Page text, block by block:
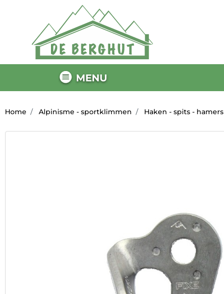
MENU
Home Alpinisme - sportklimmen Haken - spits - hamers